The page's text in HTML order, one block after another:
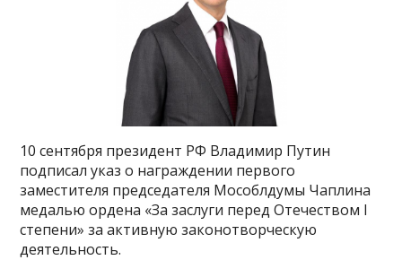
10 сентября президент РФ Владимир Путин
подписал указ о награждении первого
заместителя председателя Мособлдумы Чаплина
медалью ордена «За заслуги перед Отечеством I
степени» за активную законотворческую
деятельность.